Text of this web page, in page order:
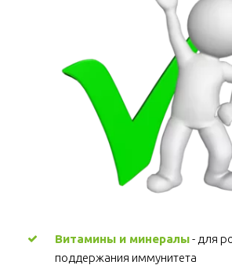
Витамины и минералы - для
поддержания иммунитета